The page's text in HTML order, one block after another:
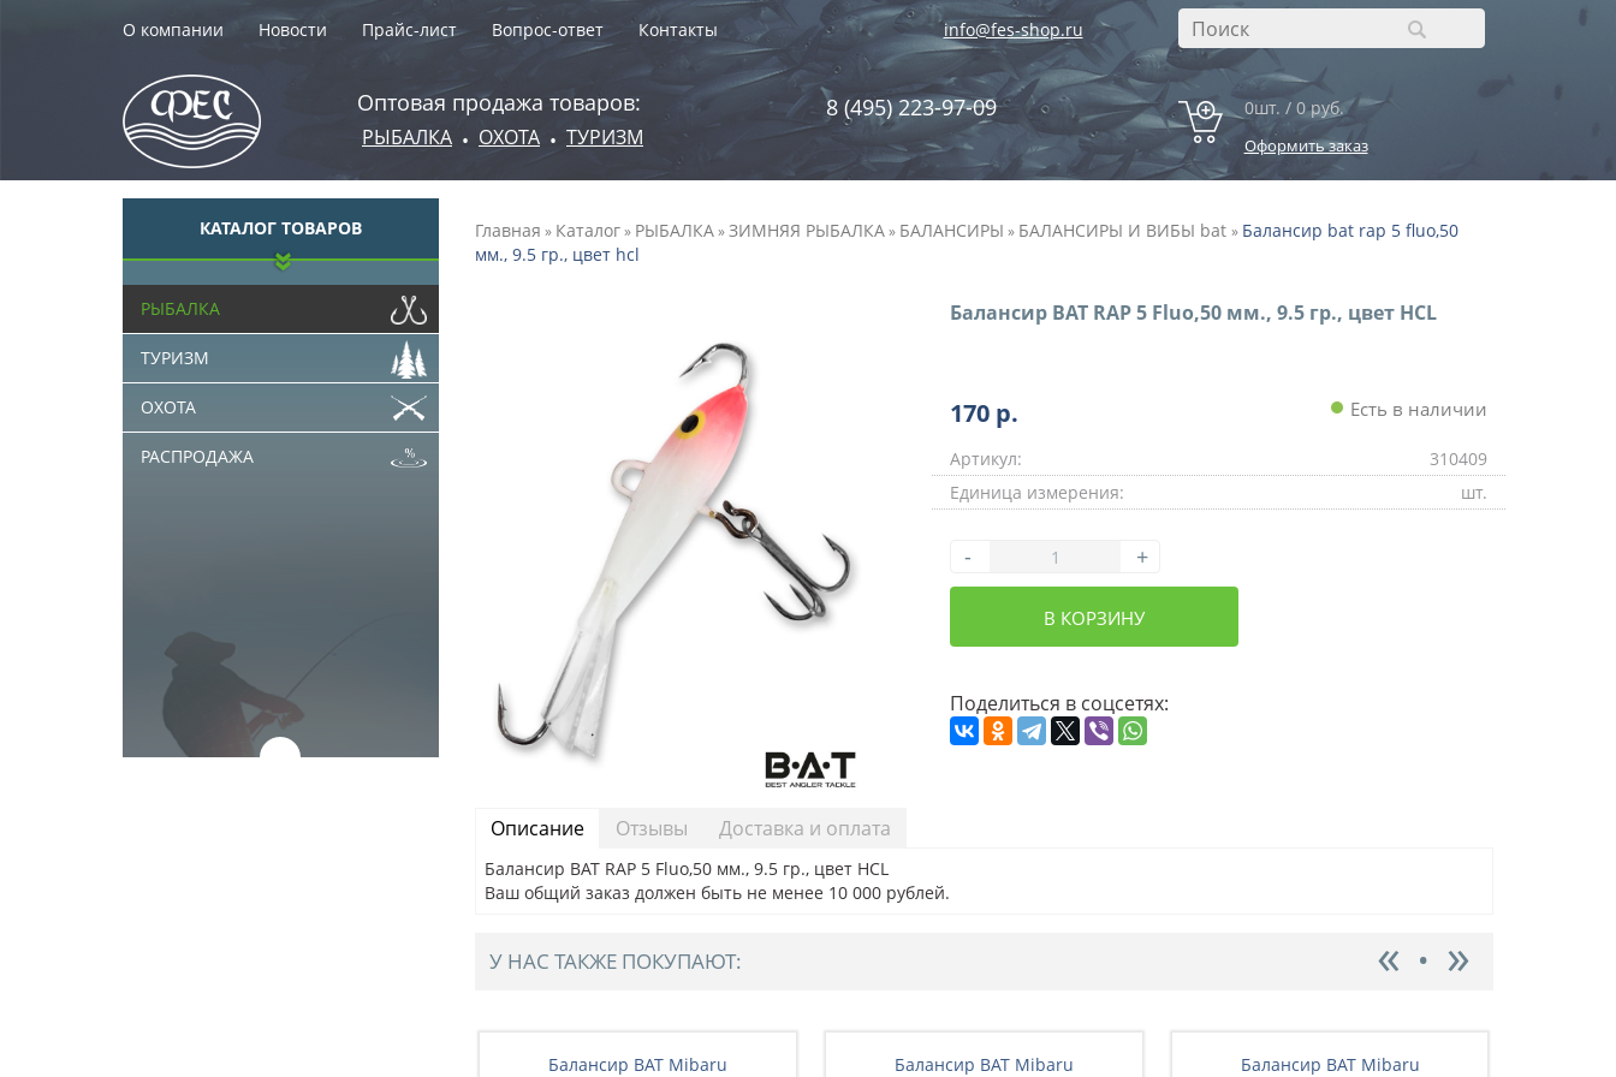
О компании Новости Прайс-лист Вопрос-ответ Контакты info@fes-shop.ru
Оптовая продажа товаров:
РЫБАЛКА • ОХОТА • ТУРИЗМ
8 (495) 223-97-09 0шт. / 0 руб.
Оформить заказ
КАТАЛОГ ТОВАРОВ
РЫБАЛКА
ТУРИЗМ
ОХОТА
РАСПРОДАЖА
Главная » Каталог» РЫБАЛКА»ЗИМНЯЯ РЫБАЛКА» БАЛАНСИРЫ » БАЛАНСИРЫ И ВИБЫ bat » Балансир bat rap 5 fluo,50
мм., 9.5 гр., цвет hcl
Балансир BAT RAP 5 Fluo,50 мм., 9.5 гр., цвет HCL
170 р. Есть в наличии
Артикул:
310409
Единица измерения:
шт.
- +
В КОРЗИНУ
Поделиться в соцсетях:
Описание Отзывы Доставка и оплата
Балансир BAT RAP 5 Fluo,50 мм., 9.5 гр., цвет HCL
Ваш общий заказ должен быть не менее 10 000 рублей.
У НАС ТАКЖЕ ПОКУПАЮТ:
Балансир BAT Mibaru
Балансир BAT Mibaru
Балансир BAT Mibaru